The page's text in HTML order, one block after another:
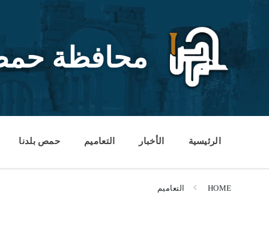
content
محافظة
الرئيسية الأخبار التعاميم حمص بلدنا
HOME التعاميم